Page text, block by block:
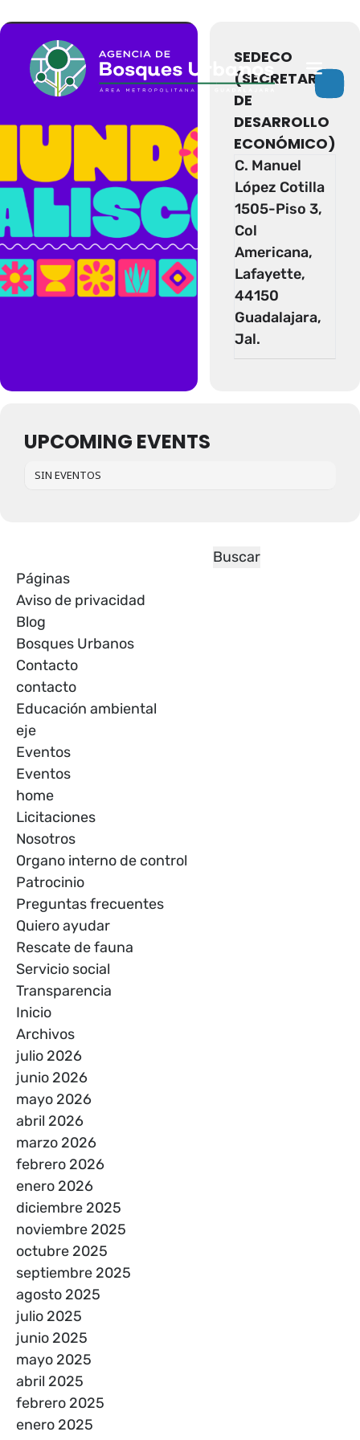
SEDECO
(SECRETARÍA
DE
DESARROLLO
ECONÓMICO)
C. Manuel
López Cotilla
1505-Piso 3,
Col
Americana,
Lafayette,
44150
Guadalajara,
Jal.
UPCOMING EVENTS
SIN EVENTOS
Páginas
Aviso de privacidad
Blog
Bosques Urbanos
Contacto
contacto
Educación ambiental
eje
Eventos
Eventos
home
Licitaciones
Nosotros
Organo interno de control
Patrocinio
Preguntas frecuentes
Quiero ayudar
Rescate de fauna
Servicio social
Transparencia
Inicio
Archivos
julio 2026
junio 2026
mayo 2026
abril 2026
marzo 2026
febrero 2026
enero 2026
diciembre 2025
noviembre 2025
octubre 2025
septiembre 2025
agosto 2025
julio 2025
junio 2025
mayo 2025
abril 2025
febrero 2025
enero 2025